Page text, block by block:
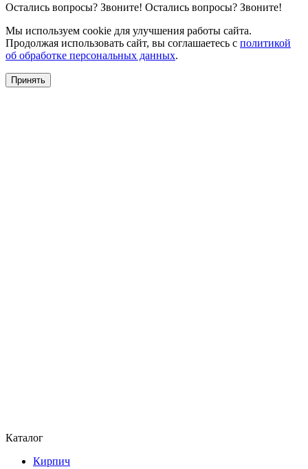
Остались вопросы? Звоните! Остались вопросы? Звоните!
Мы используем cookie для улучшения работы сайта.
Продолжая использовать сайт, вы соглашаетесь с политикой
об обработке персональных данных.
Принять
Каталог
Кирпич